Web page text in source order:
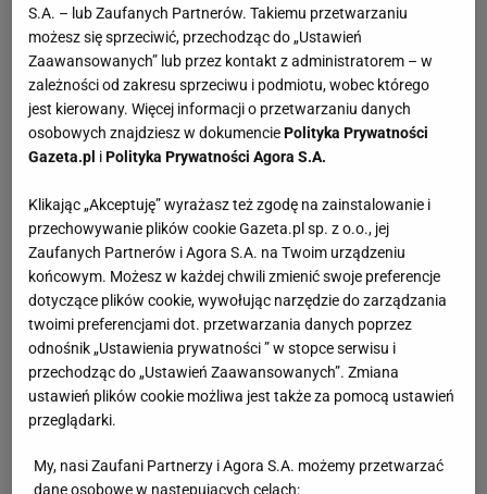
S.A. – lub Zaufanych Partnerów. Takiemu przetwarzaniu
możesz się sprzeciwić, przechodząc do „Ustawień
Zaawansowanych” lub przez kontakt z administratorem – w
zależności od zakresu sprzeciwu i podmiotu, wobec którego
jest kierowany. Więcej informacji o przetwarzaniu danych
osobowych znajdziesz w dokumenciePolityka Prywatności
Gazeta.pl iPolityka Prywatności Agora S.A.
Klikając „Akceptuję” wyrażasz też zgodę na zainstalowanie i
przechowywanie plików cookie Gazeta.pl sp. z o.o., jej
Zaufanych Partnerów i Agora S.A. na Twoim urządzeniu
końcowym. Możesz w każdej chwili zmienić swoje preferencje
dotyczące plików cookie, wywołując narzędzie do zarządzania
twoimi preferencjami dot. przetwarzania danych poprzez
odnośnik „Ustawienia prywatności ” w stopce serwisu i
przechodząc do „Ustawień Zaawansowanych”. Zmiana
ustawień plików cookie możliwa jest także za pomocą ustawień
przeglądarki.
My, nasi Zaufani Partnerzy i Agora S.A. możemy przetwarzać
dane osobowe w następujących celach: